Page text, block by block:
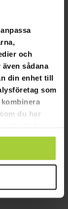
och
sådana
din enhet till
som
du har
är gjord av 3
lättanvänd
136cm.